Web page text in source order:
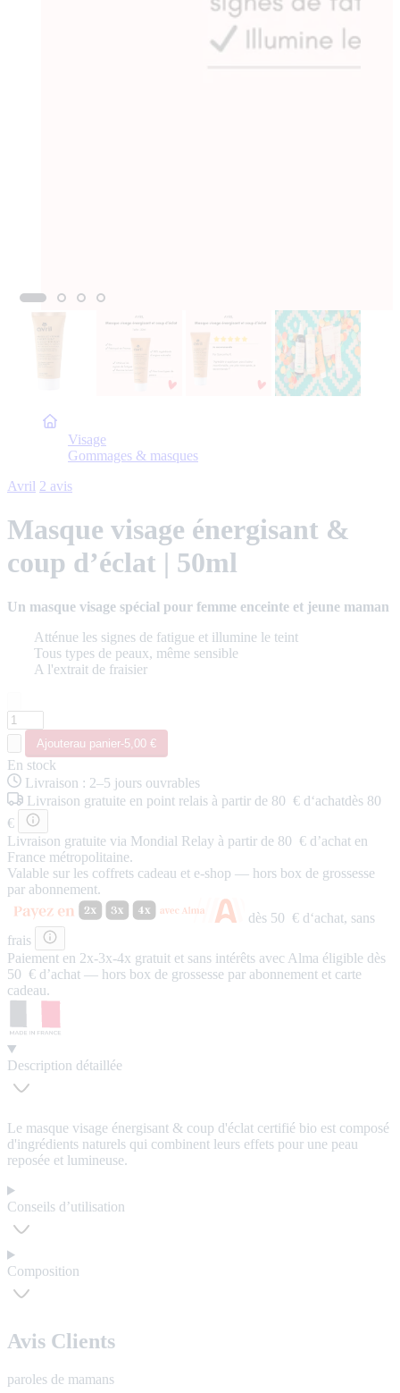
Accueil
Visage
Gommages & masques
Avril 2 avis
Masque visage énergisant &
coup d’éclat | 50ml
Un masque visage spécial pour femme enceinte et jeune maman
Atténue les signes de fatigue et illumine le teint
Tous types de peaux, même sensible
A l'extrait de fraisier
Ajouterau panier-5,00 €
En stock
Livraison : 2–5 jours ouvrables
Livraison gratuite en point relais à partir de 80 € d‘achatdès 80
€
Livraison gratuite via Mondial Relay à partir de 80 € d’achat en
France métropolitaine.
Valable sur les coffrets cadeau et e-shop — hors box de grossesse
par abonnement.
dès 50 € d‘achat, sans
frais
Paiement en 2x-3x-4x gratuit et sans intérêts avec Alma éligible dès
50 € d’achat — hors box de grossesse par abonnement et carte
cadeau.
Description détaillée
Le masque visage énergisant & coup d'éclat certifié bio est composé
d'ingrédients naturels qui combinent leurs effets pour une peau
reposée et lumineuse.
Conseils d’utilisation
Composition
Avis Clients
paroles de mamans